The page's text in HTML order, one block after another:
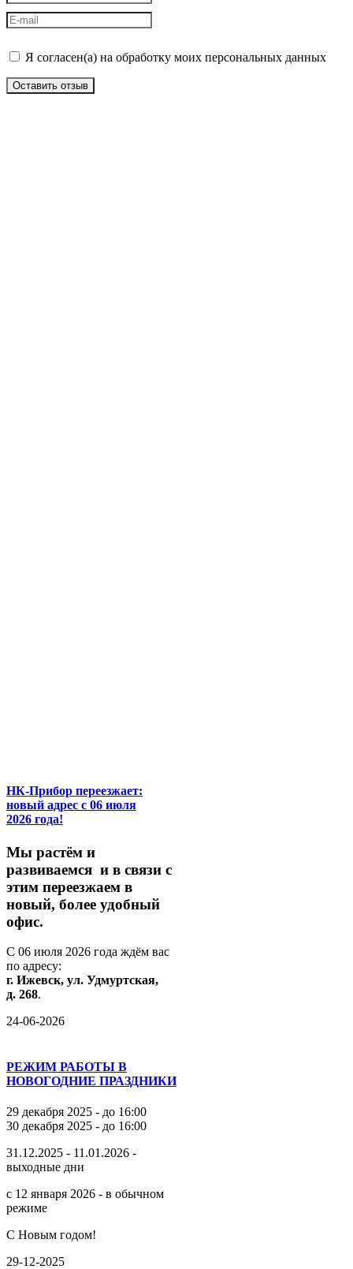
Я согласен(а) на обработку моих персональных данных
Оставить отзыв
НК-Прибор переезжает:
новый адрес с 06 июля
2026 года!
Мы растём и
развиваемся и в связи с
этим переезжаем в
новый, более удобный
офис.
С 06 июля 2026 года ждём вас
по адресу:
г. Ижевск, ул. Удмуртская,
д. 268.
24-06-2026
РЕЖИМ РАБОТЫ В
НОВОГОДНИЕ ПРАЗДНИКИ
29 декабря 2025 - до 16:00
30 декабря 2025 - до 16:00
31.12.2025 - 11.01.2026 -
выходные дни
с 12 января 2026 - в обычном
режиме
С Новым годом!
29-12-2025